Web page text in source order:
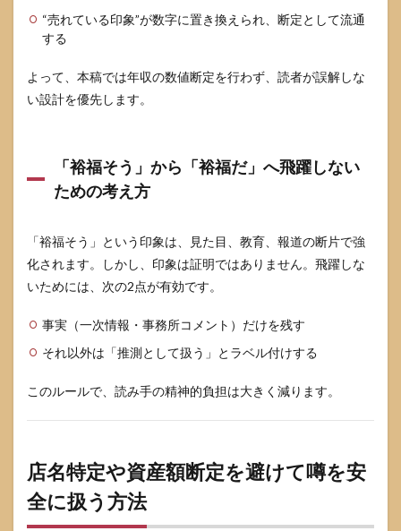
“売れている印象”が数字に置き換えられ、断定として流通
する
よって、本稿では年収の数値断定を行わず、読者が誤解しな
い設計を優先します。
「裕福そう」から「裕福だ」へ飛躍しない
ための考え方
「裕福そう」という印象は、見た目、教育、報道の断片で強
化されます。しかし、印象は証明ではありません。飛躍しな
いためには、次の2点が有効です。
事実（一次情報・事務所コメント）だけを残す
それ以外は「推測として扱う」とラベル付けする
このルールで、読み手の精神的負担は大きく減ります。
店名特定や資産額断定を避けて噂を安
全に扱う方法